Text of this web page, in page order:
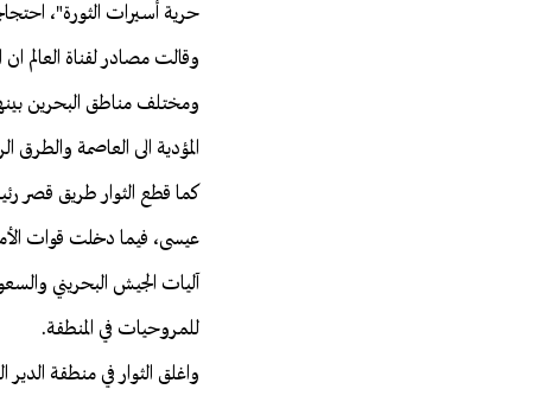
حرية أسيرات الثورة"،
وقالت مصادر لقناة العالم
ومختلف مناطق البحرين
المؤدية الى العاصمة والطرق
كما قطع الثوار طريق قصر
عيسى، فيما دخلت قوات
آليات الجيش البحريني
للمروحيات في المنطقة.
واغلق الثوار في منطقة